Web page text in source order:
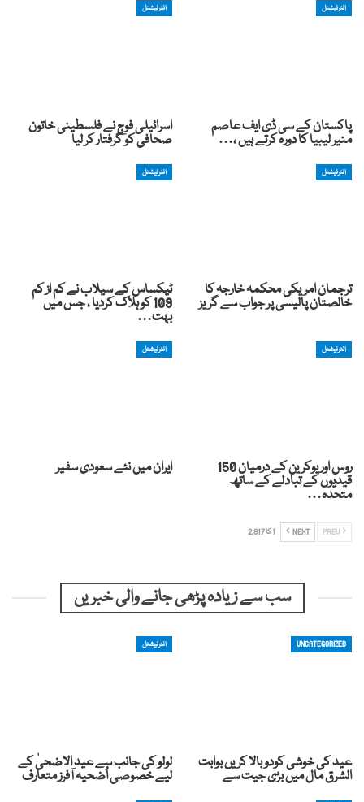
انٹرنیشنل
پاکستان کے سی ڈی ایف عاصم
منیر لیبیا کا دورہ کرتے ہیں ،…
انٹرنیشنل
اسرائیلی فوج نے فلسطینی خاتون
صحافی کو گرفتار کر لیا
انٹرنیشنل
ترجمان امریکی محکمہ خارجہ کا
خالصتان پالیسی پر جواب سے گریز
انٹرنیشنل
ٹیکساس کے سیلاب نے کم از کم
109 کو ہلاک کردیا ، جس میں
بہت…
انٹرنیشنل
روس اور یوکرین کے درمیان 150
قیدیوں کے تبادلے کے ساتھ
متحدہ…
انٹرنیشنل
ایران میں نئے سعودی سفیر
NEXT 1 کا 2,817
سب سے زیادہ پڑھی جانے والی خبریں
UNCATEGORIZED
عید کی خوشی کودوبالا کریں بوابت
الشرق مال میں بڑی جیت سے
انٹرنیشنل
لولو کی جانب سے عید الاضحیٰ کے
لیے خصوصی اُضحیہ آفرز متعارف